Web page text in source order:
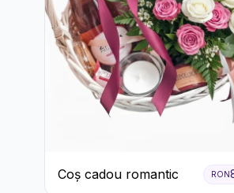
Coș cadou romantic RON